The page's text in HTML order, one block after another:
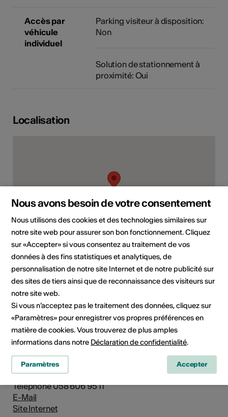
Accès par
véhicule
individuel
Parking visiteur à disposition:
Non
Solution de stationnement à
proximité: Oui
Localisation
Route de la Bonne-Eau 16, 3960 Sierre
Planifier un itinéraire
Transports publics
Adresse
Bâtiment principal EDHEA
EDHEA
Ecole de design et haute école d’art du Valais
Route de la Bonne-Eau 16
3960 Sierre
Téléphone 058 606 95 11
E-Mail
Site Internet
Nous avons besoin de votre consentement
Nous utilisons des cookies et des technologies similaires sur
notre site web pour assurer son bon fonctionnement. Cliquez
sur «Accepter» si vous consentez au traitement de vos
données à des fins statistiques et analytiques, de
personnalisation de notre site Internet et de notre publicité sur
des sites de tiers ainsi que de reconnaissance des visiteurs sur
notre site web.
Si vous n’acceptez pas le traitement des données, cliquez sur
«Paramètres» pour enregistrer vos propres préférences en
matière de cookies. Vous trouverez de plus amples
informations dans notre Déclaration de confidentialité.
Paramètres Accepter